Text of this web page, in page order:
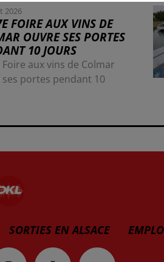
2026
FOIRE AUX VINS DE
OUVRE SES PORTES
10 JOURS
Foire aux vins de Colmar
portes pendant 10
SORTIES EN ALSACE